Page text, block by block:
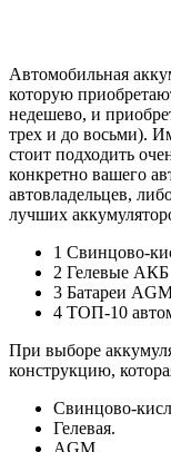
Автомобильная
которую
недешево, и
трех и до восьми).
стоит подходить
конкретно вашего
автовладельцев,
лучших
1 Свинцово-
2 Гелевые АКБ
3 Батареи
4 ТОП-10
При выборе
конструкцию,
Свинцово-
Гелевая.
AGM.